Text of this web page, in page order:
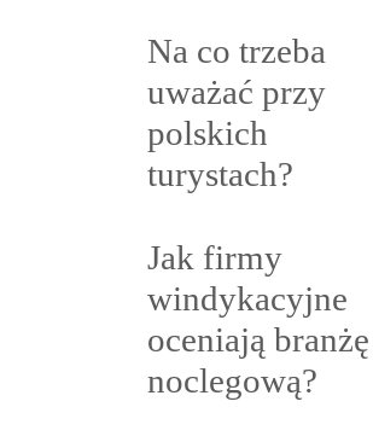
Na co trzeba
uważać przy
polskich
turystach?
Jak firmy
windykacyjne
oceniają branżę
noclegową?